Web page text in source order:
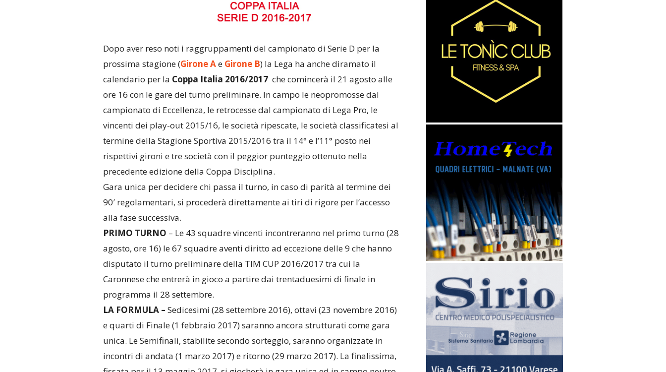
Dopo aver reso noti i raggruppamenti del campionato di Serie D per la
prossima stagione (Girone Ae Girone B) la Lega ha anche diramato il
calendario per la Coppa Italia 2016/2017 che comincerà il 21 agosto alle
ore 16 con le gare del turno preliminare. In campo le neopromosse dal
campionato di Eccellenza, le retrocesse dal campionato di Lega Pro, le
vincenti dei play-out 2015/16, le società ripescate, le società classificatesi al
termine della Stagione Sportiva 2015/2016 tra il 14° e l’11° posto nei
rispettivi gironi e tre società con il peggior punteggio ottenuto nella
precedente edizione della Coppa Disciplina.
Gara unica per decidere chi passa il turno, in caso di parità al termine dei
90′ regolamentari, si procederà direttamente ai tiri di rigore per l’accesso
alla fase successiva.
PRIMO TURNO – Le 43 squadre vincenti incontreranno nel primo turno (28
agosto, ore 16) le 67 squadre aventi diritto ad eccezione delle 9 che hanno
disputato il turno preliminare della TIM CUP 2016/2017 tra cui la
Caronnese che entrerà in gioco a partire dai trentaduesimi di finale in
programma il 28 settembre.
LA FORMULA – Sedicesimi (28 settembre 2016), ottavi (23 novembre 2016)
e quarti di Finale (1 febbraio 2017) saranno ancora strutturati come gara
unica. Le Semifinali, stabilite secondo sorteggio, saranno organizzate in
incontri di andata (1 marzo 2017) e ritorno (29 marzo 2017). La finalissima,